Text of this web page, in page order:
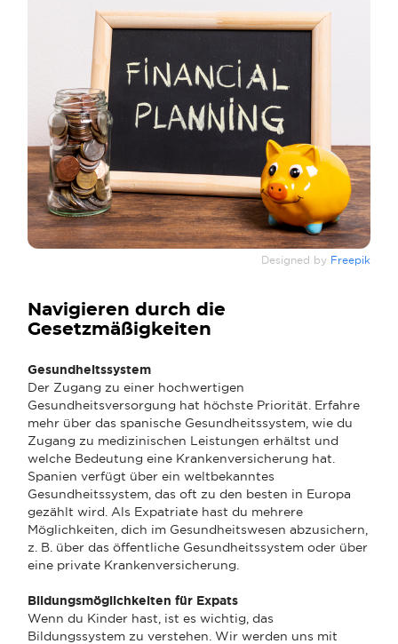
Designed by Freepik
Navigieren durch die
Gesetzmäßigkeiten
Gesundheitssystem
Der Zugang zu einer hochwertigen
Gesundheitsversorgung hat höchste Priorität. Erfahre
mehr über das spanische Gesundheitssystem, wie du
Zugang zu medizinischen Leistungen erhältst und
welche Bedeutung eine Krankenversicherung hat.
Spanien verfügt über ein weltbekanntes
Gesundheitssystem, das oft zu den besten in Europa
gezählt wird. Als Expatriate hast du mehrere
Möglichkeiten, dich im Gesundheitswesen abzusichern,
z. B. über das öffentliche Gesundheitssystem oder über
eine private Krankenversicherung.
Bildungsmöglichkeiten für Expats
Wenn du Kinder hast, ist es wichtig, das
Bildungssystem zu verstehen. Wir werden uns mit